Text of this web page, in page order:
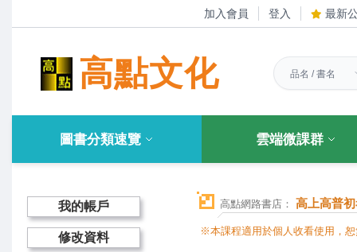
加入會員 登入 最新
高點文化
圖書分類速覽 雲端微課群
我的帳戶
修改資料
高點網路書店： 高上高普
※本課程適用於個人收看使用，